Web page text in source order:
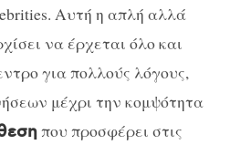
Αυτή η απλή αλλά
να έρχεται όλο και
για πολλούς λόγους,
μέχρι την κομψότητα
που προσφέρει στις